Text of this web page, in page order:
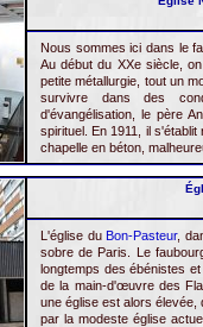
Nous sommes ici dans le
Au début du XXe siècle,
petite métallurgie, tout un
survivre dans des
d'évangélisation, le père
spirituel. En 1911, il
chapelle en béton,
L'église du Bon-Pasteur,
sobre de Paris. Le
longtemps des ébénistes
de la main-d'œuvre des
une église est alors élevée,
par la modeste église